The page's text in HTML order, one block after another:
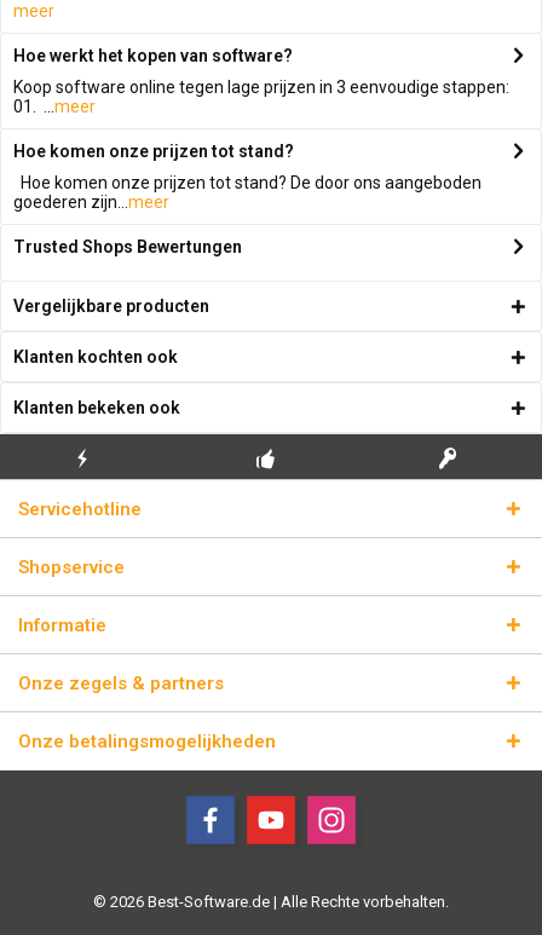
meer
Hoe werkt het kopen van software?
Koop software online tegen lage prijzen in 3 eenvoudige stappen:
01. ... meer
Hoe komen onze prijzen tot stand?
Hoe komen onze prijzen tot stand? De door ons aangeboden
goederen zijn... meer
Trusted Shops Bewertungen
Vergelijkbare producten
Klanten kochten ook
Klanten bekeken ook
BLIKSEMVERZENDING
LICENTIESLEUTELS
Servicehotline
Shopservice
Informatie
Onze zegels & partners
Onze betalingsmogelijkheden
© 2026 Best-Software.de | Alle Rechte vorbehalten.